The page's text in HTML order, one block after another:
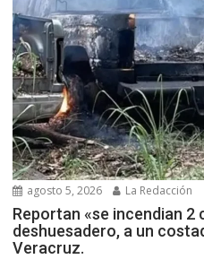
agosto 5, 2026 La Redacción
Reportan «se incendian 2
deshuesadero, a un
Veracruz.